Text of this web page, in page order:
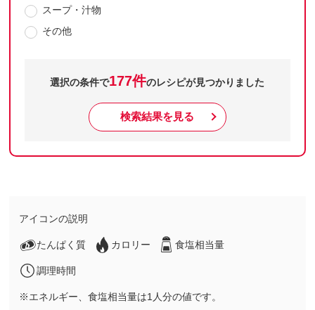
スープ・汁物
その他
選択の条件で177件のレシピが見つかりました
検索結果を見る
アイコンの説明
たんぱく質 カロリー 食塩相当量
調理時間
※エネルギー、食塩相当量は1人分の値です。